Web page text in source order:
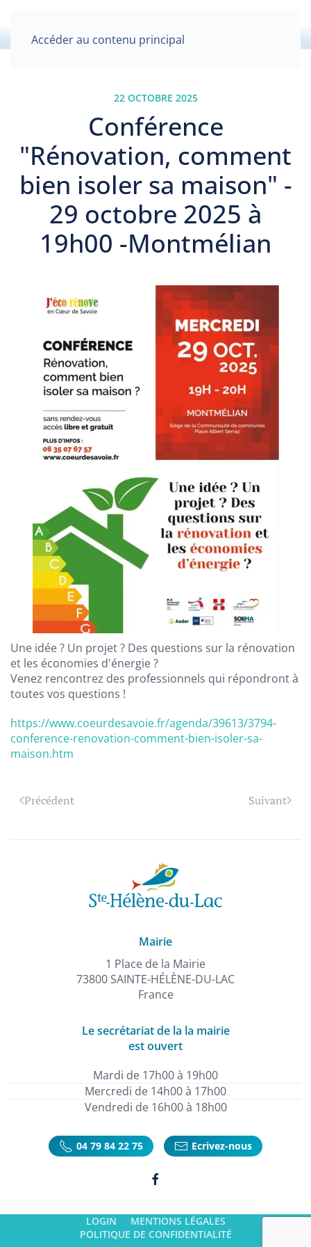
Accéder au contenu principal
22 OCTOBRE 2025
Conférence
"Rénovation, comment
bien isoler sa maison" -
29 octobre 2025 à
19h00 -Montmélian
Une idée ? Un projet ? Des questions sur la rénovation
et les économies d'énergie ?
Venez rencontrez des professionnels qui répondront à
toutes vos questions !
https://www.coeurdesavoie.fr/agenda/39613/3794-
conference-renovation-comment-bien-isoler-sa-
maison.htm
Précédent Suivant
Mairie
1 Place de la Mairie
73800 SAINTE-HÉLÈNE-DU-LAC
France
Le secrétariat de la la mairie
est ouvert
Mardi de 17h00 à 19h00
Mercredi de 14h00 à 17h00
Vendredi de 16h00 à 18h00
04 79 84 22 75 Ecrivez-nous
LOGIN
MENTIONS LÉGALES
POLITIQUE DE CONFIDENTIALITÉ